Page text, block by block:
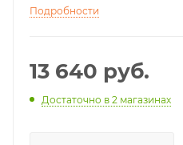
Подробности
13 640 руб.
Достаточно в 2 магазинах